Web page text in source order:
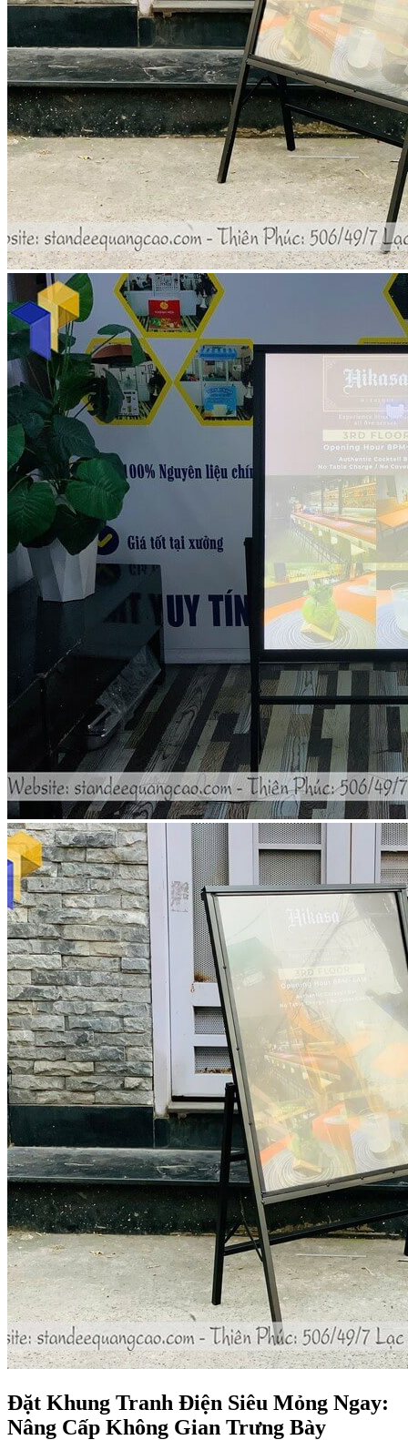
Đặt Khung Tranh Điện Siêu Mỏng Ngay:
Nâng Cấp Không Gian Trưng Bày